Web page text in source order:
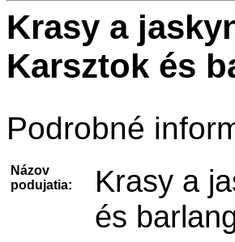
Krasy a
Karsztok és
Podrobné
Názov
podujatia:
Krasy a
és